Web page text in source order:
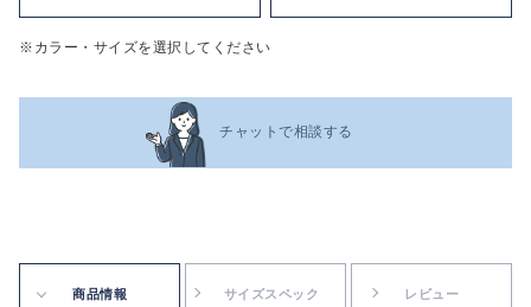
※カラー・サイズを選択してください
チャットで相談する
商品情報 サイズスペック レビュー